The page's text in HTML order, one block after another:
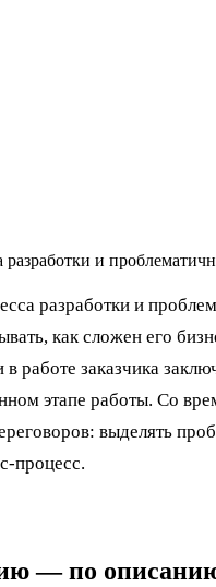
и
разработки и
как сложен его
работе заказчика
этапе работы. Со
выделять
процесс.
— по